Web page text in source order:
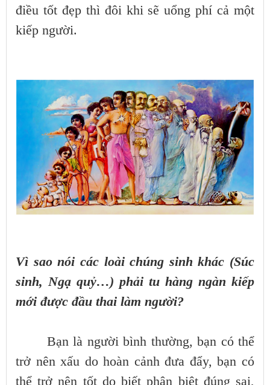
điều tốt đẹp thì đôi khi sẽ uổng phí cả một
kiếp người.
Vì sao nói các loài chúng sinh khác (Súc
sinh, Ngạ quỷ…) phải tu hàng ngàn kiếp
mới được đầu thai làm người?
Bạn là người bình thường, bạn có thể
trở nên xấu do hoàn cảnh đưa đẩy, bạn có
thể trở nên tốt do biết phân biệt đúng sai,